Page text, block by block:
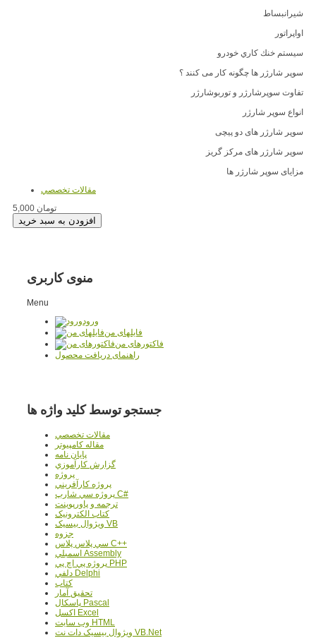
شیرانبساط
اواپراتور
سيستم خنك كاري خودرو
سوپر شارژر ها چگونه کار می کنند ؟
تفاوت سوپرشارژر و توربوشارژر
انواع سوپر شارژر
سوپر شارژر های دو پیچی
سوپر شارژر های مرکز گریز
مزایای سوپر شارژر ها
مقالات تخصصي
5,000 تومان
منوی کاربری
Menu
ورود
فایلهای من
فاکتورهای من
راهنمای دریافت محصول
جستجو توسط کلید واژه ها
مقالات تخصصي
مقاله کامپیوتر
پایان نامه
گزارش کارآموزي
پروژه
پروژه کارآفريني
پروژه سي شارپ C#
ترجمه و پاورپوينت
کتاب الکترونيک
ويژوال بيسيک VB
جزوه
سي پلاس پلاس C++
اسمبلي Assembly
پروژه پي اچ پي PHP
دلفي Delphi
کتاب
تحقيق آمار
پاسکال Pascal
اکسل Excel
وب سايت HTML
ويژوال بيسيک دات نت VB.Net